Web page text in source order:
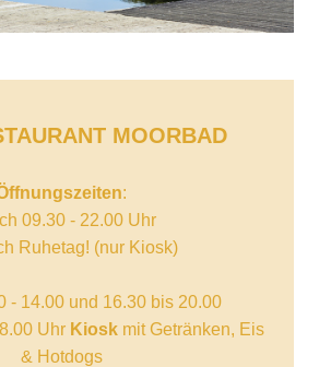
MOORBAD
:
09.30 - 22.00 Uhr
Ruhetag! (nur Kiosk)
- 14.00 und 16.30 bis 20.00
Uhr Kiosk mit Getränken, Eis
& Hotdogs